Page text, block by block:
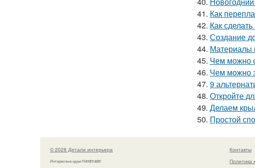
41. Как
42. Как
43. Создание
44. Материалы
45. Чем можно
46. Чем можно
47. 9
48. Откройте
49. Делаем
50. Простой
© 2026 Детали интерьера
Интересные идеи Handmade!
Контакты
Политика